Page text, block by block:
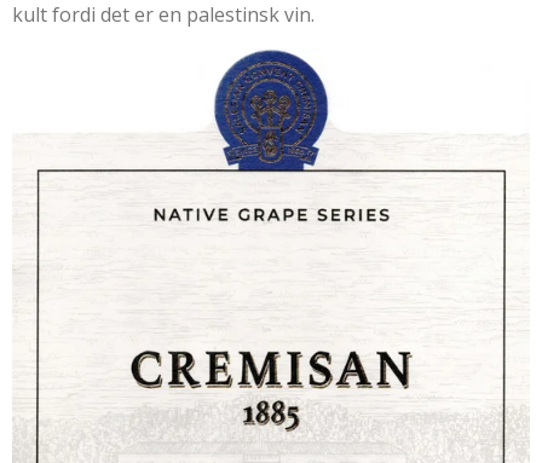
kult fordi det er en palestinsk vin.